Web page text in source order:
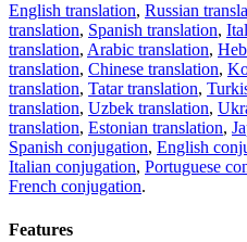
English translation, Russian
translation, Spanish translation,
translation, Arabic translation,
translation, Chinese translation,
translation, Tatar translation,
translation, Uzbek translation,
translation, Estonian translation,
Spanish conjugation, English
Italian conjugation, Portuguese
French conjugation.
Features